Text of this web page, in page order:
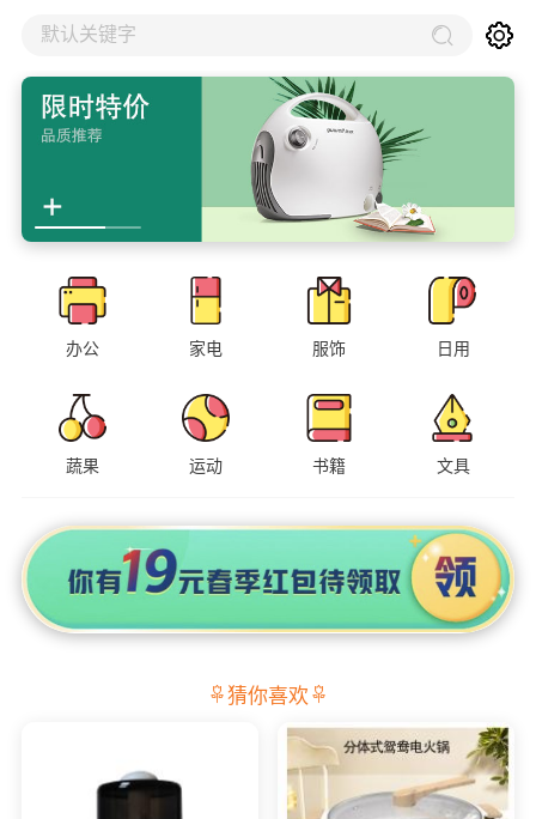
默认关键字
办公 家电 服饰 日用
蔬果 运动 书籍 文具
猜你喜欢